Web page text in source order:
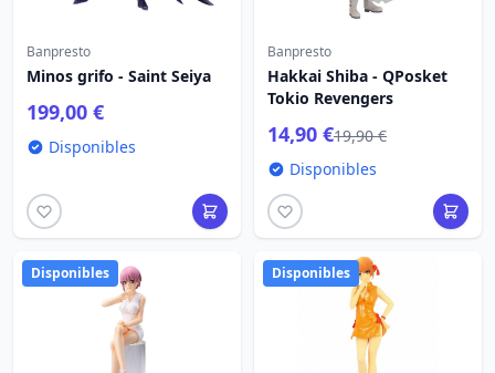
Banpresto
Minos grifo - Saint Seiya
199,00 €
Disponibles
Banpresto
Hakkai Shiba - QPosket
Tokio Revengers
14,90 €19,90 €
Disponibles
Disponibles Disponibles